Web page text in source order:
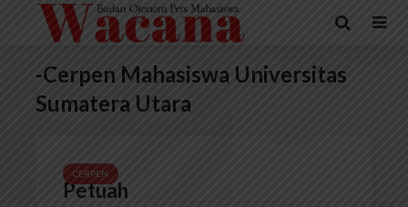
-Cerpen Mahasiswa Universitas
Sumatera Utara
CERPEN
Petuah